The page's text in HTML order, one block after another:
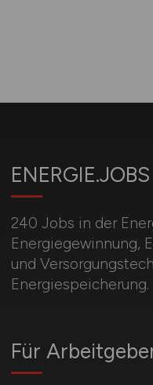
ENERGIE.JOBS
240 Jobs in der
Energiegewinnung,
und
Energiespeicherung.
Für